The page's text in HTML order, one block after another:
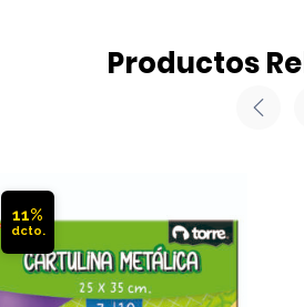
Productos
11%